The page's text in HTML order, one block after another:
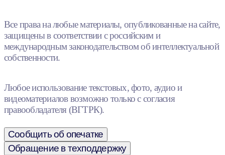
Все права на любые материалы, опубликованные на сайте,
защищены в соответствии с российским и
международным законодательством об интеллектуальной
собственности.
Любое использование текстовых, фото, аудио и
видеоматериалов возможно только с согласия
правообладателя (ВГТРК).
Сообщить об опечатке
Обращение в техподдержку